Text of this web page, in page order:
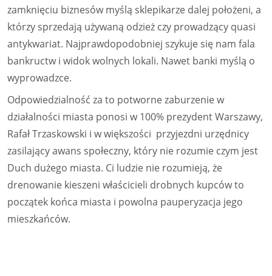
zamknięciu biznesów myślą sklepikarze dalej położeni, a
którzy sprzedają używaną odzież czy prowadzący quasi
antykwariat. Najprawdopodobniej szykuje się nam fala
bankructw i widok wolnych lokali. Nawet banki myślą o
wyprowadzce.
Odpowiedzialność za to potworne zaburzenie w
działalności miasta ponosi w 100% prezydent Warszawy,
Rafał Trzaskowski i w większości przyjezdni urzędnicy
zasilający awans społeczny, który nie rozumie czym jest
Duch dużego miasta. Ci ludzie nie rozumieją, że
drenowanie kieszeni właścicieli drobnych kupców to
początek końca miasta i powolna pauperyzacja jego
mieszkańców.